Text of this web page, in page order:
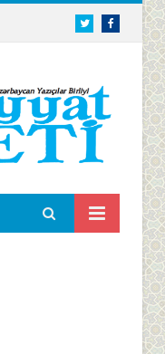
TwitterFacebook